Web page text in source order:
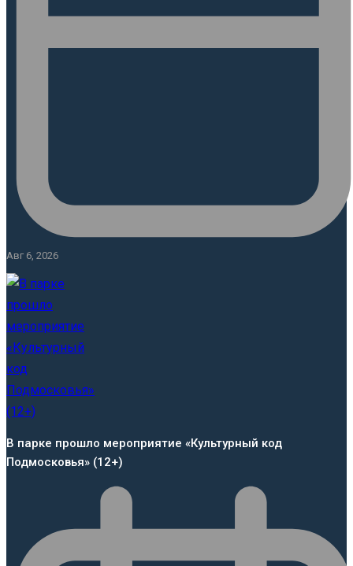
Авг 6, 2026
В парке прошло мероприятие «Культурный код
Подмосковья» (12+)